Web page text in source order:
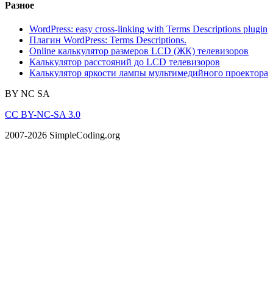
Разное
WordPress: easy cross-linking with Terms Descriptions plugin
Плагин WordPress: Terms Descriptions.
Online калькулятор размеров LCD (ЖК) телевизоров
Калькулятор расстояний до LCD телевизоров
Калькулятор яркости лампы мультимедийного проектора
BY NC SA
CC BY-NC-SA 3.0
2007-2026 SimpleCoding.org